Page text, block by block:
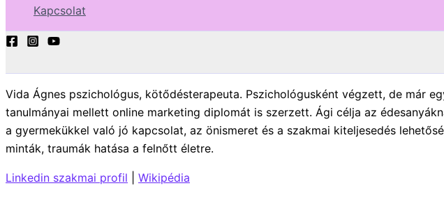
Kapcsolat
Vida Ágnes pszichológus, kötődésterapeuta. Pszichológusként végzett, de már
tanulmányai mellett online marketing diplomát is szerzett. Ági célja az
a gyermekükkel való jó kapcsolat, az önismeret és a szakmai kiteljesedés
minták, traumák hatása a felnőtt életre.
Linkedin szakmai profil Wikipédia